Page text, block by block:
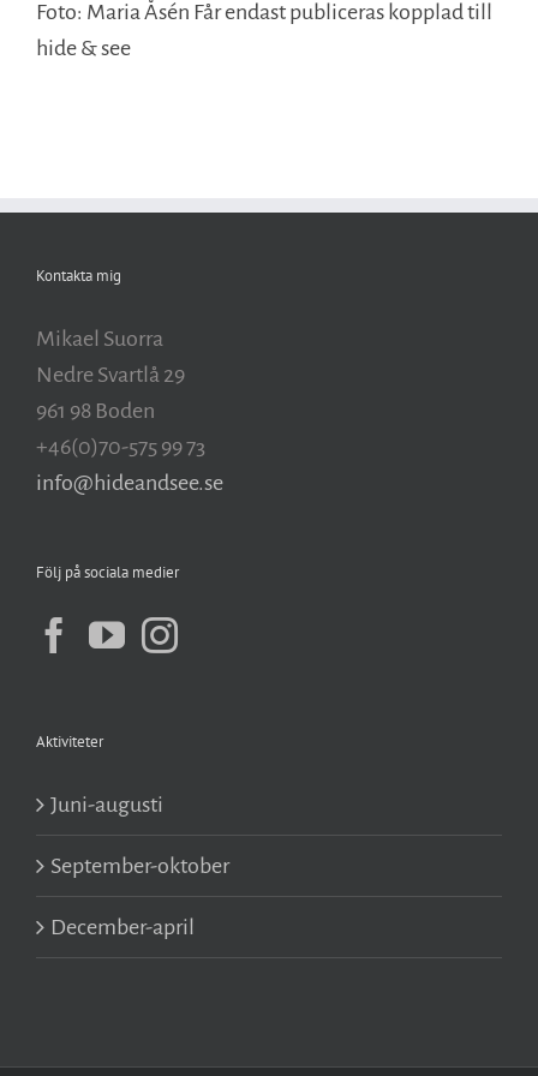
Foto: Maria Åsén Får endast publiceras kopplad till
hide & see
Kontakta mig
Mikael Suorra
Nedre Svartlå 29
961 98 Boden
+46(0)70-575 99 73
info@hideandsee.se
Följ på sociala medier
Aktiviteter
Juni-augusti
September-oktober
December-april